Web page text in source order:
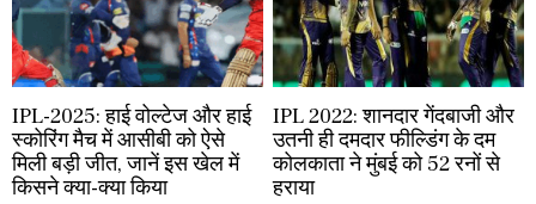
IPL-2025: हाई वोल्टेज और हाई
स्कोरिंग मैच में आसीबी को ऐसे
मिली बड़ी जीत, जानें इस खेल में
किसने क्या-क्या किया
IPL 2022: शानदार गेंदबाजी और
उतनी ही दमदार फील्डिंग के दम
कोलकाता ने मुंबई को 52 रनों से
हराया